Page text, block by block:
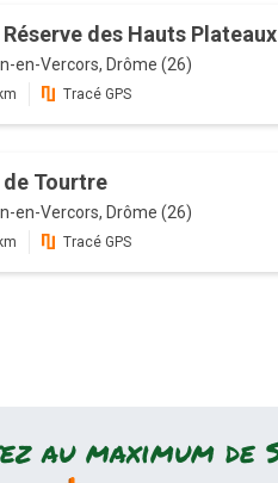
des Hauts Plateaux
en-Vercors, Drôme (26)
Tracé GPS
de Tourtre
en-Vercors, Drôme (26)
Tracé GPS
au maximum de